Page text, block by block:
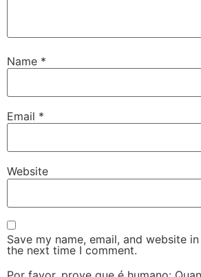
Name *
Email *
Website
Save my name, email, and website
the next time I comment.